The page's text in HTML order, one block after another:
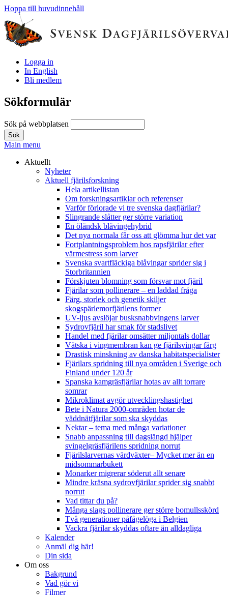
Hoppa till huvudinnehåll
Logga in
In English
Bli medlem
Sökformulär
Sök på webbplatsen
Main menu
Aktuellt
Nyheter
Aktuell fjärilsforskning
Hela artikellistan
Om forskningsartiklar och referenser
Varför förlorade vi tre svenska dagfjärilar?
Slingrande slåtter ger större variation
En öländsk blåvingehybrid
Det nya normala får oss att glömma hur det var
Fortplantningsproblem hos rapsfjärilar efter
värmestress som larver
Svenska svartfläckiga blåvingar sprider sig i
Storbritannien
Förskjuten blomning som försvar mot fjäril
Fjärilar som pollinerare – en laddad fråga
Färg, storlek och genetik skiljer
skogspärlemorfjärilens former
UV-ljus avslöjar busksnabbvingens larver
Sydrovfjäril har smak för stadslivet
Handel med fjärilar omsätter miljontals dollar
Vätska i vingmembran kan ge fjärilsvingar färg
Drastisk minskning av danska habitatspecialister
Fjärilars spridning till nya områden i Sverige och
Finland under 120 år
Spanska kamgräsfjärilar hotas av allt torrare
somrar
Mikroklimat avgör utvecklingshastighet
Bete i Natura 2000-områden hotar de
väddnätfjärilar som ska skyddas
Nektar – tema med många variationer
Snabb anpassning till dagslängd hjälper
svingelgräsfjärilens spridning norrut
Fjärilslarvernas värdväxter– Mycket mer än en
midsommarbukett
Monarker migrerar söderut allt senare
Mindre kräsna sydrovfjärilar sprider sig snabbt
norrut
Vad tittar du på?
Många slags pollinerare ger större bomullsskörd
Två generationer påfågelöga i Belgien
Vackra fjärilar skyddas oftare än alldagliga
Kalender
Anmäl dig här!
Din sida
Om oss
Bakgrund
Vad gör vi
Filmer